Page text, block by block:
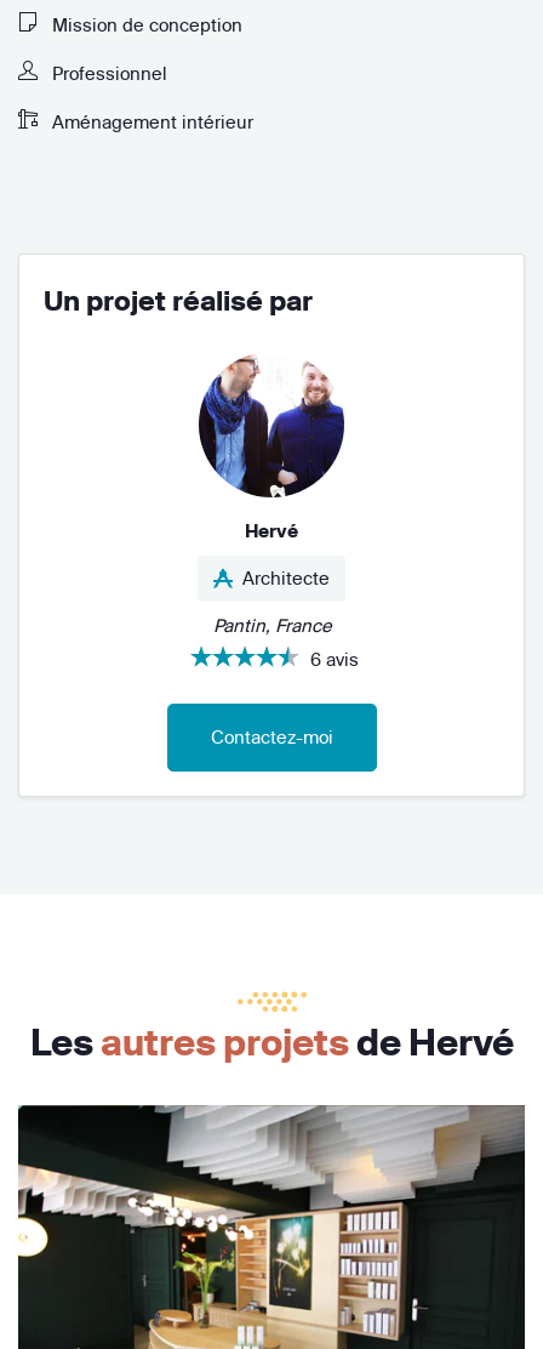
Mission de conception
Professionnel
Aménagement intérieur
Un projet réalisé par
Hervé
Architecte
Pantin, France
6 avis
Contactez-moi
Lesautres projetsde Hervé